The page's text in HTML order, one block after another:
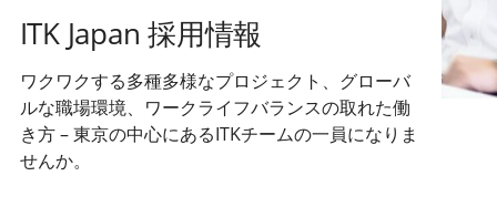
ITK Japan 採用情報
ワクワクする多種多様なプロジェクト、グローバ
ルな職場環境、ワークライフバランスの取れた働
き方 – 東京の中心にあるITKチームの一員になりま
せんか。